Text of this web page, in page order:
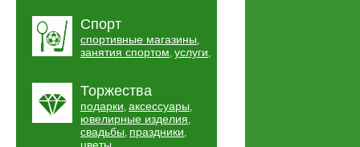
Спорт
спортивные магазины,
занятия спортом, услуги,
Торжества
подарки, аксессуары,
ювелирные изделия,
свадьбы, праздники,